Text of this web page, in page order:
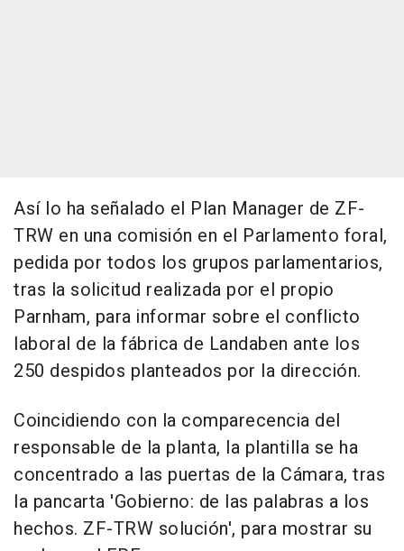
Así lo ha señalado el Plan Manager de ZF-
TRW en una comisión en el Parlamento foral,
pedida por todos los grupos parlamentarios,
tras la solicitud realizada por el propio
Parnham, para informar sobre el conflicto
laboral de la fábrica de Landaben ante los
250 despidos planteados por la dirección.
Coincidiendo con la comparecencia del
responsable de la planta, la plantilla se ha
concentrado a las puertas de la Cámara, tras
la pancarta 'Gobierno: de las palabras a los
hechos. ZF-TRW solución', para mostrar su